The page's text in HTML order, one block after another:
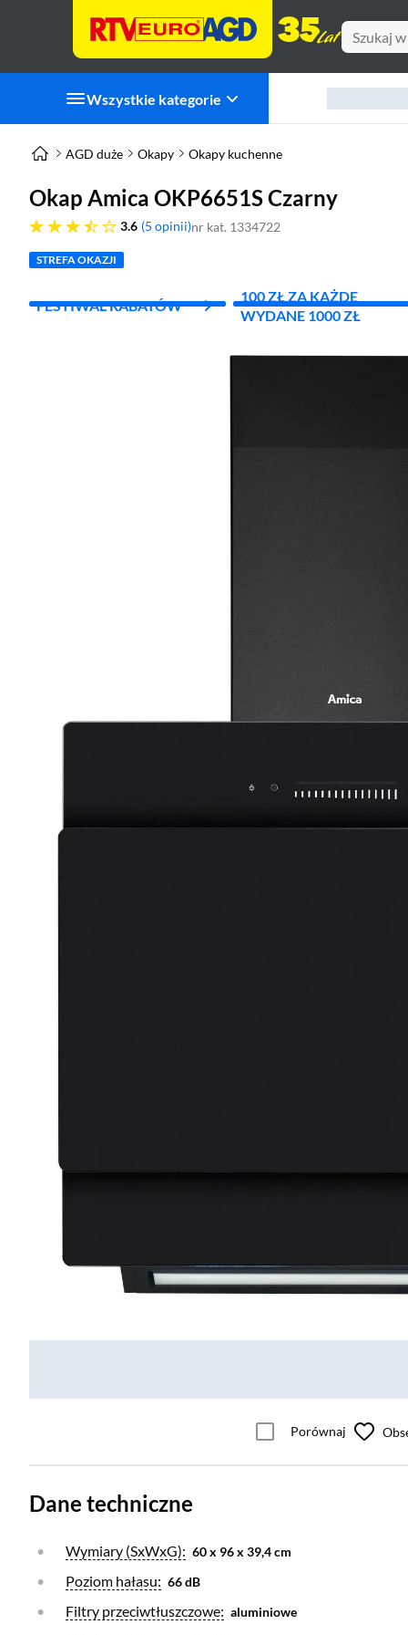
Wszystkie kategorie
AGD duże Okapy Okapy kuchenne
Okap Amica OKP6651S Czarny
3.6
3.6 gwiazdek 5 opinii nr kat. 1334722
STREFA OKAZJI
FESTIWAL RABATÓW
100 ZŁ ZA KAŻDE
WYDANE 1000 ZŁ
Porównaj
Dane techniczne
Otwórz warstwę
Wymiary (SxWxG): 60 x 96 x 39,4 cm
Otwórz warstwę
Poziom hałasu: 66 dB
Otwórz warstwę
Filtry przeciwtłuszczowe: aluminiowe